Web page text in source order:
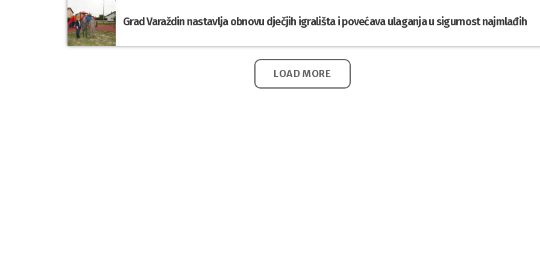
Grad Varaždin nastavlja obnovu dječjih igrališta i povećava ulaganja u sigurnost najmlađih
LOAD MORE